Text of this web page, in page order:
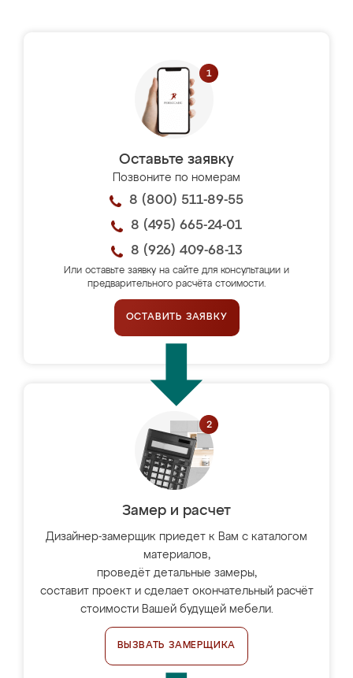
Оставьте заявку
Позвоните по номерам
8 (800) 511-89-55
8 (495) 665-24-01
8 (926) 409-68-13
Или оставьте заявку на сайте для консультации и
предварительного расчёта стоимости.
ОСТАВИТЬ ЗАЯВКУ
Замер и расчет
Дизайнер-замерщик приедет к Вам с каталогом
материалов,
проведёт детальные замеры,
составит проект и сделает окончательный расчёт
стоимости Вашей будущей мебели.
ВЫЗВАТЬ ЗАМЕРЩИКА